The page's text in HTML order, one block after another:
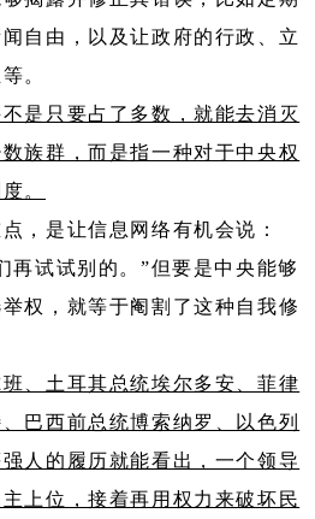
自由，以及让政府的行政、立
。
是只要占了多数，就能去消灭
族群，而是指一种对于中央权
。
，是让信息网络有机会说：​
再试试别的。​”但要是中央能够
权，就等于阉割了这种自我修
、土耳其总统埃尔多安、菲律
巴西前总统博索纳罗、以色列
人的履历就能看出，一个领导
上位，接着再用权力来破坏民